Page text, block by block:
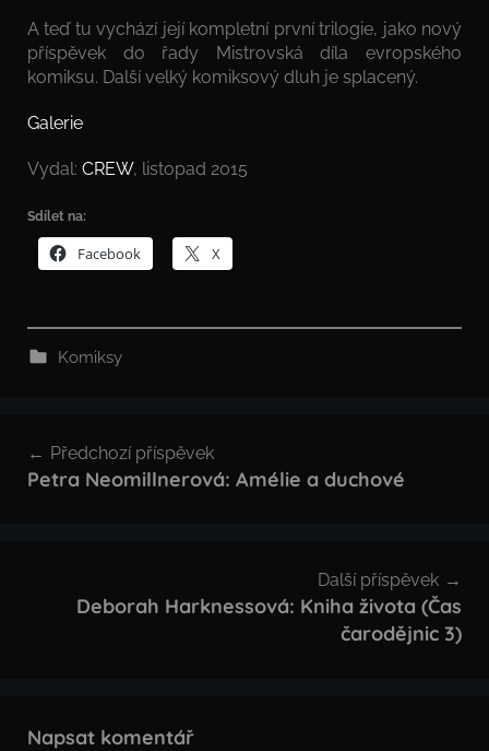
A teď tu vychází její kompletní první trilogie, jako nový
příspěvek do řady Mistrovská díla evropského
komiksu. Další velký komiksový dluh je splacený.
Galerie
Vydal: CREW, listopad 2015
Sdílet na:
Facebook X
Komiksy
pro
Předchozí příspěvek
Petra Neomillnerová: Amélie a duchové
Další příspěvek
Deborah Harknessová: Kniha života (Čas
čarodějnic 3)
Napsat komentář